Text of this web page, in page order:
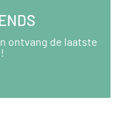
ontvang de laatste